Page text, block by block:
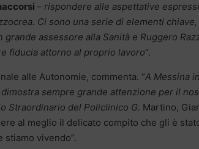
– rispondere alle aspettative
Ci sono una serie di elementi
grande assessore alla Sanità e Ruggero
fiducia attorno al proprio lavoro“.
alle Autonomie, commenta. “A Messina
dimostra sempre grande attenzione per il
Straordinario del Policlinico G. Martino,
al meglio il delicato compito che gli è
vivendo”.